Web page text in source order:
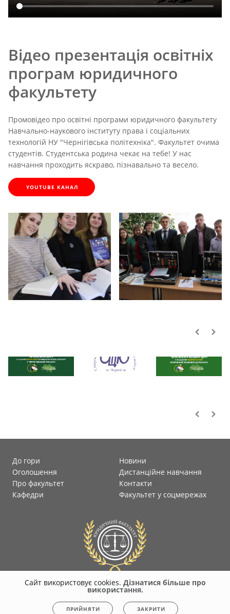
Відео презентація освітніх
програм юридичного
факультету
Промовідео про освітні програми юридичного факультету
Навчально-наукового інституту права і соціальних
технологій НУ "Чернігівська політехніка". Факультет очима
студентів. Студентська родина чекає на тебе! У нас
навчання проходить яскраво, пізнавально та весело.
YOUTUBE КАНАЛ
Студентське життя
Наші партнери
До гори
Новини
Оголошення
Дистанційне навчання
Про факультет
Контакти
Кафедри
Факультет у соцмережах
faculty-law-polytec.stu.cn.ua Всі права захищені. Несанкціоноване
копіювання заборонено. Політика конфіденційності|
Сайт використовує cookies. Дізнатися більше про
використання.
ПРИЙНЯТИ ЗАКРИТИ